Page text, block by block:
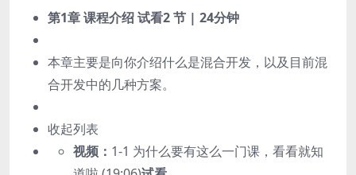
第1章 课程介绍试看2 节 | 24分钟
本章主要是向你介绍什么是混合开发，以及目前混
合开发中的几种方案。
收起列表
视频： 1-1 为什么要有这么一门课，看看就知